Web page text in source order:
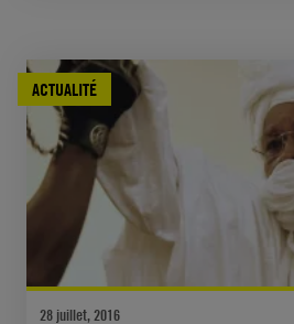
ACTUALITÉ
28 juillet, 2016